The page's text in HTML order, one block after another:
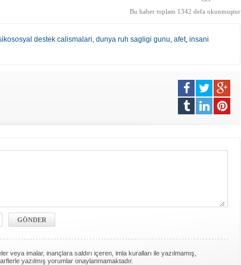
Bu haber toplam 1342 defa okunmuştur
destek calismalari, dunya ruh sagligi gunu, afet, insani
veya imalar, inançlara saldırı içeren, imla kuralları ile yazılmamış,
yazılmış yorumlar onaylanmamaktadır.